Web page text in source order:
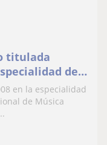
titulada
de
y edades.
en la especialidad
de Música